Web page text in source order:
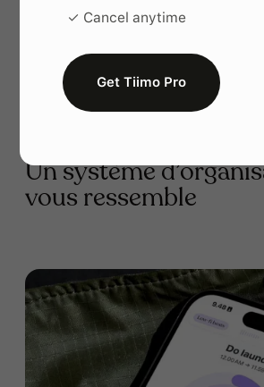
✓ Cancel anytime
Get Tiimo Pro
Un système
vous ressemble